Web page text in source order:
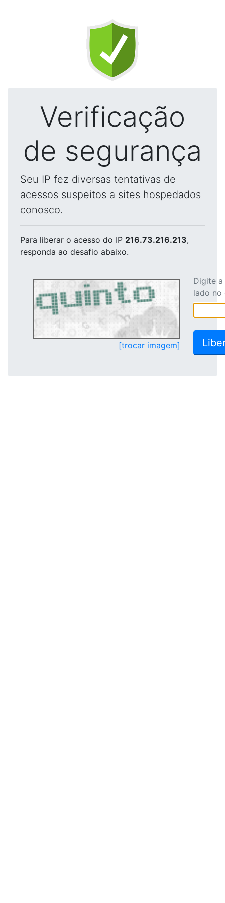
Verificação
de segurança
Seu IP fez diversas tentativas de
acessos suspeitos a sites hospedados
conosco.
Para liberar o acesso do IP 216.73.216.213,
responda ao desafio abaixo.
[trocar imagem]
Digite
lado no